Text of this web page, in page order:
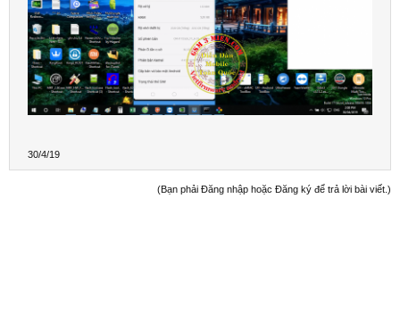
30/4/19
(Bạn phải Đăng nhập hoặc Đăng ký để trả lời bài viết.)